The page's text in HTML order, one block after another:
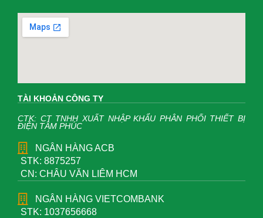
TÀI KHOẢN CÔNG TY
CTK: CT TNHH XUẤT NHẬP KHẨU PHÂN PHỐI THIẾT BỊ
ĐIỆN TÂM PHÚC
NGÂN HÀNG ACB
STK: 8875257
CN: CHÂU VĂN LIÊM HCM
NGÂN HÀNG VIETCOMBANK
STK: 1037656668